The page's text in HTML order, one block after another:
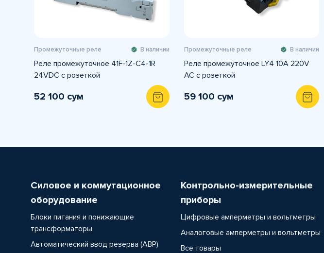
Промежуточные реле В наличии
Реле промежуточное 41F-1Z-C4-1R
24VDC с розеткой
52 100 сум
Промежуточные реле В наличии
Реле промежуточное LY4 10A 220V
AC с розеткой
59 100 сум
Силовое и коммутационное
оборудование
Блоки питания и понижающие
трансформаторы
Автоматический ввод резерва (АВР)
Контрольно-измерительные
приборы
Цифровые амперметры и вольтметры
Аналоговые амперметры и вольтметры
Все товары